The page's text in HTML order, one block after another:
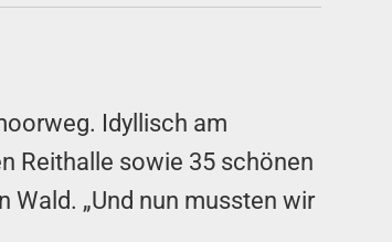
Idyllisch am
Reithalle sowie 35 schönen
Wald. „Und nun mussten wir